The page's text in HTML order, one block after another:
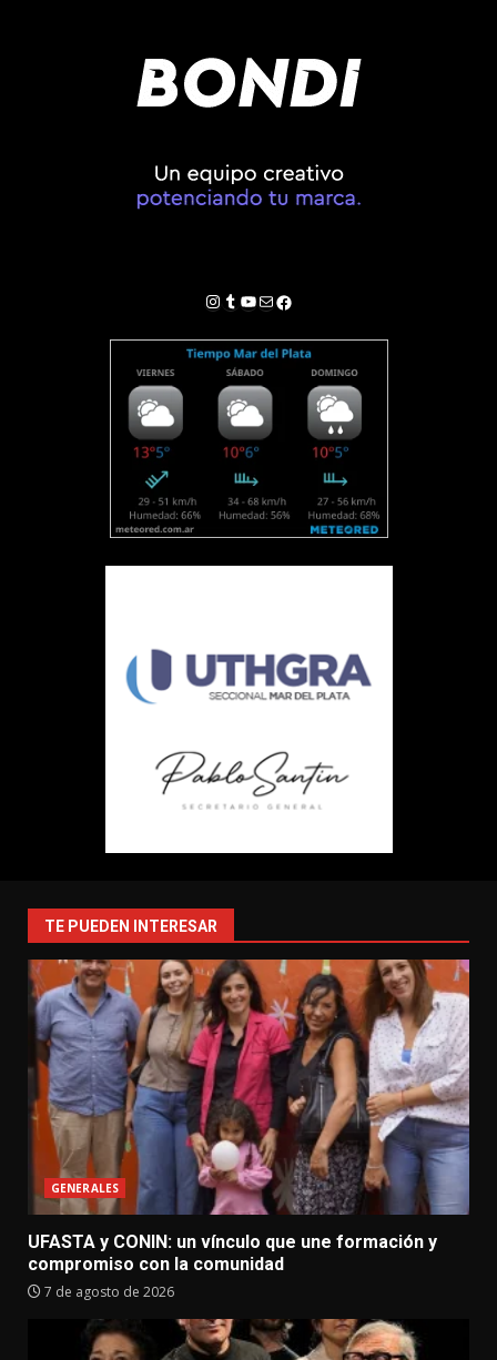
Instagram
Tumblr
YouTube
Correo electrónico
Facebook
TE PUEDEN INTERESAR
GENERALES
UFASTA y CONIN: un vínculo que une formación y
compromiso con la comunidad
7 de agosto de 2026